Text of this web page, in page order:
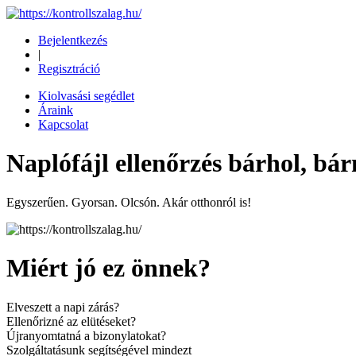
Bejelentkezés
|
Regisztráció
Kiolvasási segédlet
Áraink
Kapcsolat
Naplófájl ellenőrzés bárhol,
Egyszerűen. Gyorsan. Olcsón. Akár otthonról is!
Miért jó ez önnek?
Elveszett a napi zárás?
Ellenőrizné az elütéseket?
Újranyomtatná a bizonylatokat?
Szolgáltatásunk segítségével mindezt